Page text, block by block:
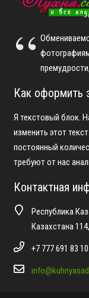
Как оформить
Я текстовый блок.
изменить этот
постоянный
требуют от нас
Контактная
Республика
Казахстана
+7 777 691 83 10